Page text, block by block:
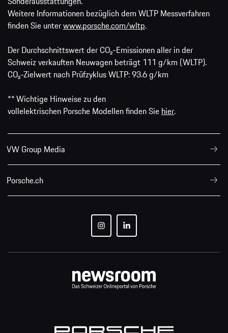
Weitere Informationen bezüglich dem WLTP Messverfahren
finden Sie unterwww.porsche.com/wltp.
Der Durchschnittswert der CO₂-Emissionen aller in der
Schweiz verkauften Neuwagen beträgt 111 g/km (WLTP).
CO₂-Zielwert nach Prüfzyklus WLTP: 93.6 g/km
** Wichtige Hinweise zu den
vollelektrischen Porsche Modellen finden Sie hier.
VW Group Media
Porsche.ch